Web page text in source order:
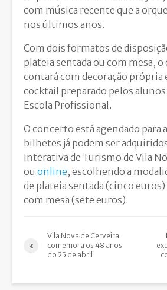
com música recente que a
nos últimos anos.
Com dois formatos de
plateia sentada ou com mesa, o
contará com decoração própria
cocktail preparado pelos alunos
Escola Profissional.
O concerto está agendado para
bilhetes já podem ser
Interativa de Turismo de Vila
ou online, escolhendo a
de plateia sentada (cinco
com mesa (sete euros).
Vila Nova de Cerveira
comemora os 48 anos
do 25 de abril